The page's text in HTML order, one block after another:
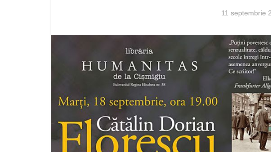
11 septembrie